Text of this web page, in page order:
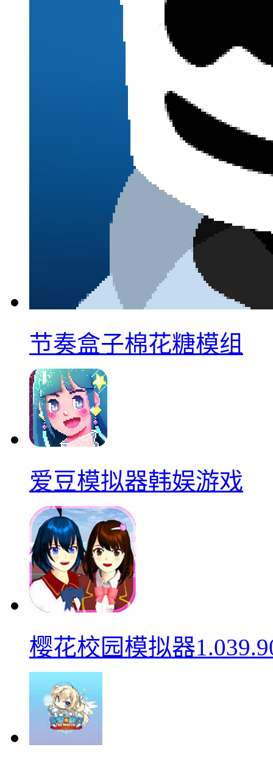
节奏盒子棉花糖模组
爱豆模拟器韩娱游戏
樱花校园模拟器